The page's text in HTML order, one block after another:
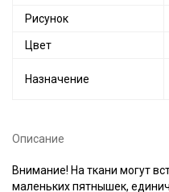
Рисунок
Цвет
Назначение
Описание
Внимание! На ткани могут
маленьких пятнышек,